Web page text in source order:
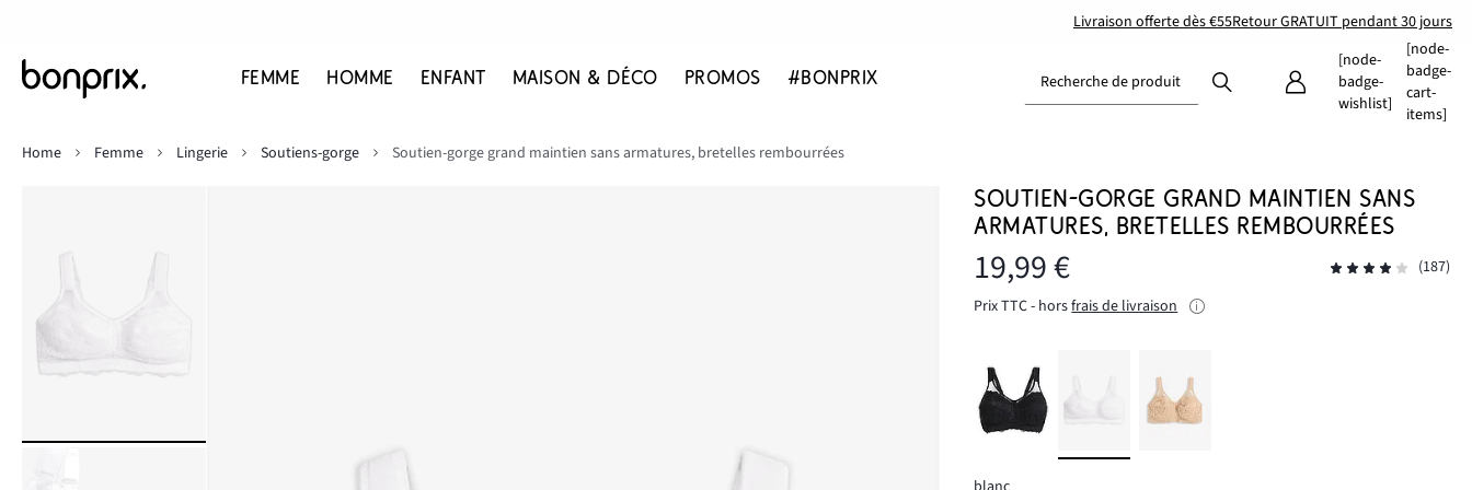
Livraison offerte dès €55Retour GRATUIT pendant 30 jours
FEMME HOMME ENFANT MAISON & DÉCO PROMOS #BONPRIX Recherche de produit
[node-
badge-
wishlist]
[node-
badge-
cart-
items]
Home
Femme Lingerie Soutiens-gorge Soutien-gorge grand maintien sans armatures, bretelles rembourrées
SOUTIEN-GORGE GRAND MAINTIEN SANS
ARMATURES, BRETELLES REMBOURRÉES
19,99 €
(187)
Prix TTC - horsfrais de livraison